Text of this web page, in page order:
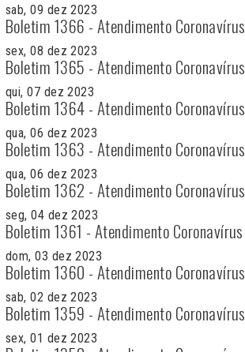
sab, 09 dez 2023
Boletim 1366 - Atendimento Coronavírus
sex, 08 dez 2023
Boletim 1365 - Atendimento Coronavírus
qui, 07 dez 2023
Boletim 1364 - Atendimento Coronavírus
qua, 06 dez 2023
Boletim 1363 - Atendimento Coronavírus
qua, 06 dez 2023
Boletim 1362 - Atendimento Coronavírus
seg, 04 dez 2023
Boletim 1361 - Atendimento Coronavírus
dom, 03 dez 2023
Boletim 1360 - Atendimento Coronavírus
sab, 02 dez 2023
Boletim 1359 - Atendimento Coronavírus
sex, 01 dez 2023